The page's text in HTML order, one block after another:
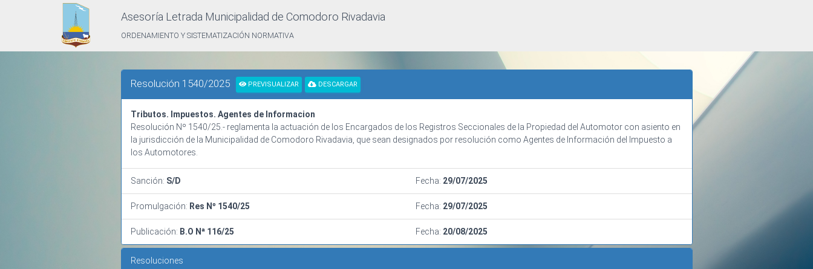
Asesoría Letrada Municipalidad de Comodoro Rivadavia
ORDENAMIENTO Y SISTEMATIZACIÓN NORMATIVA
Resolución 1540/2025 PREVISUALIZAR DESCARGAR
Tributos. Impuestos. Agentes de Informacion
Resolución Nº 1540/25.- reglamenta la actuación de los Encargados de los Registros Seccionales de la Propiedad del Automotor con asiento en
la jurisdicción de la Municipalidad de Comodoro Rivadavia, que sean designados por resolución como Agentes de Información del Impuesto a
los Automotores.
Sanción: S/D Fecha: 29/07/2025
Promulgación: Res Nº 1540/25 Fecha: 29/07/2025
Publicación: B.O Nª 116/25 Fecha: 20/08/2025
Resoluciones